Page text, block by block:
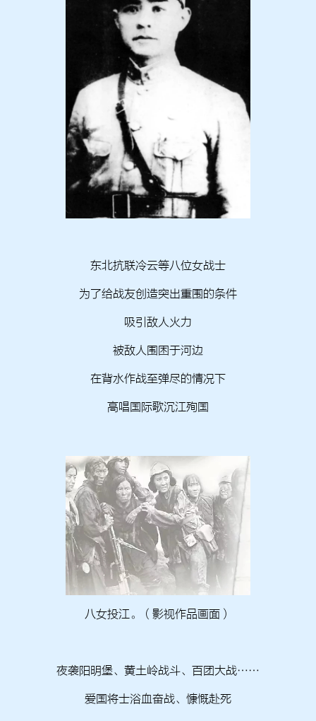
东北抗联冷云等八位女战士
为了给战友创造突出重围的条件
吸引敌人火力
被敌人围困于河边
在背水作战至弹尽的情况下
高唱国际歌沉江殉国
八女投江。（影视作品画面）
夜袭阳明堡、黄土岭战斗、百团大战……
爱国将士浴血奋战、慷慨赴死